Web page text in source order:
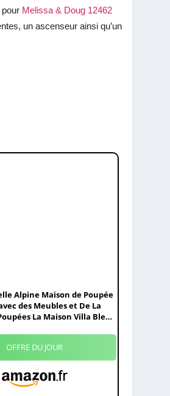
Melissa & Doug 12462
un ascenseur ainsi qu’un
Alpine Maison de Poupée
des Meubles et De La
La Maison Villa Bleue
OFFRE DU JOUR